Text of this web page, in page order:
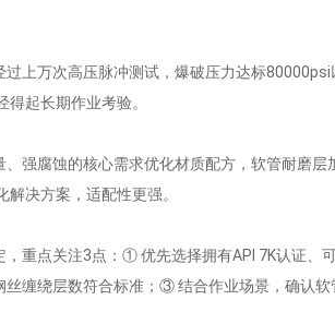
上万次高压脉冲测试，爆破压力达标
起长期作业考验。
强腐蚀的核心需求优化材质配方，软管耐磨
决方案，适配性更强。
，重点关注3点：① 优先选择拥有API 7K认证
缠绕层数符合标准；③ 结合作业场景，确认